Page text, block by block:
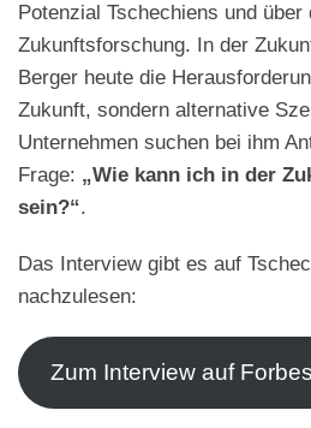
von
Tschechien
lernen.“
Potenzial Tschechiens und
Zukunftsforschung. In der
Berger heute die
Zukunft, sondern alternative
Unternehmen suchen bei ihm
Frage: „Wie kann ich in der
sein?“.
Das Interview gibt es auf
nachzulesen:
Zum Interview auf